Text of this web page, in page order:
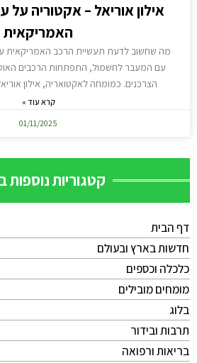
אילון אוריאל – אקטוריה
האמריקאית
מה שחשוב לדעת תעשיית הרכב האמריקאית
עם המעבר לחשמול, התפתחות הרכבים
הצרכנים. כמומחה לאקטואריה, אילון
קרא עוד »
01/11/2025
קטגוריות
דף הבית
חדשות בארץ ובעולם
כלכלה וכספים
מומחים מובילים
בלוג
תרבות ובידור
בריאות ורפואה